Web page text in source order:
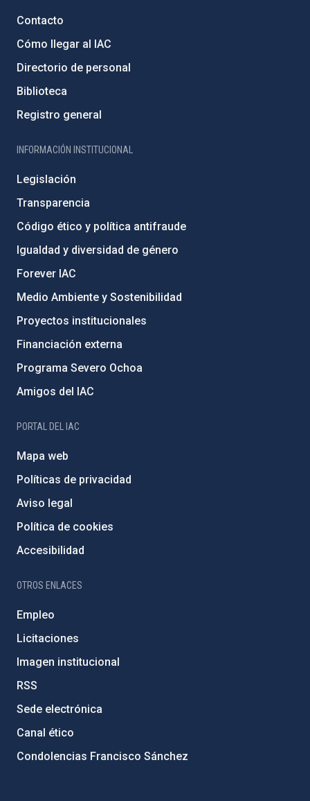
Contacto
Cómo llegar al IAC
Directorio de personal
Biblioteca
Registro general
INFORMACIÓN INSTITUCIONAL
Legislación
Transparencia
Código ético y política antifraude
Igualdad y diversidad de género
Forever IAC
Medio Ambiente y Sostenibilidad
Proyectos institucionales
Financiación externa
Programa Severo Ochoa
Amigos del IAC
PORTAL DEL IAC
Mapa web
Políticas de privacidad
Aviso legal
Política de cookies
Accesibilidad
OTROS ENLACES
Empleo
Licitaciones
Imagen institucional
RSS
Sede electrónica
Canal ético
Condolencias Francisco Sánchez